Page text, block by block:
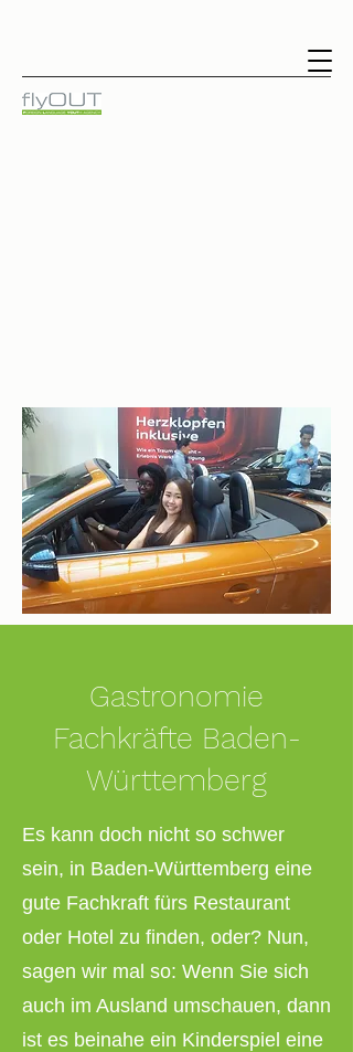
Gastronomie
Fachkräfte Baden-
Württemberg
Es kann doch nicht so schwer
sein, in Baden-Württemberg eine
gute Fachkraft fürs Restaurant
oder Hotel zu finden, oder? Nun,
sagen wir mal so: Wenn Sie sich
auch im Ausland umschauen, dann
ist es beinahe ein Kinderspiel eine